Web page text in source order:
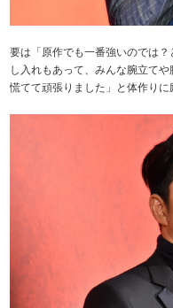
要は「原作でも一番強いのでは
し入れもあって、みんな腕立て
慌てて頑張りました」と体作りに